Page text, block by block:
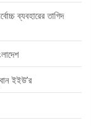
ব্যবহারের তাগিদ
ইইউ’র